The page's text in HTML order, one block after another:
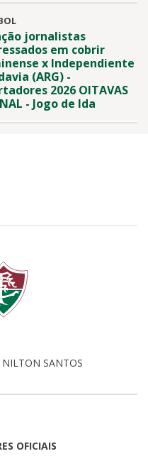
jornalistas
em cobrir
x Independiente
(ARG) -
2026 OITAVAS
- Jogo de Ida
NILTON SANTOS
OFICIAIS